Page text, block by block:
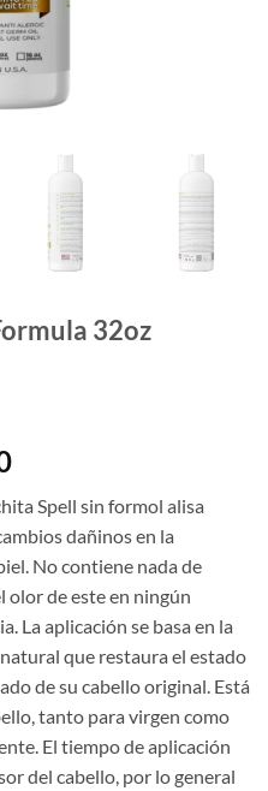
32oz
El
actual
es:
$2,450.00.
Spell sin formol alisa
dañinos en la
No contiene nada de
olor de este en ningún
La aplicación se basa en la
que restaura el estado
de su cabello original. Está
tanto para virgen como
El tiempo de aplicación
del cabello, por lo general